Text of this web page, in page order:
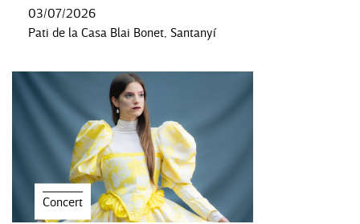
03/07/2026
Pati de la Casa Blai Bonet, Santanyí
Concert